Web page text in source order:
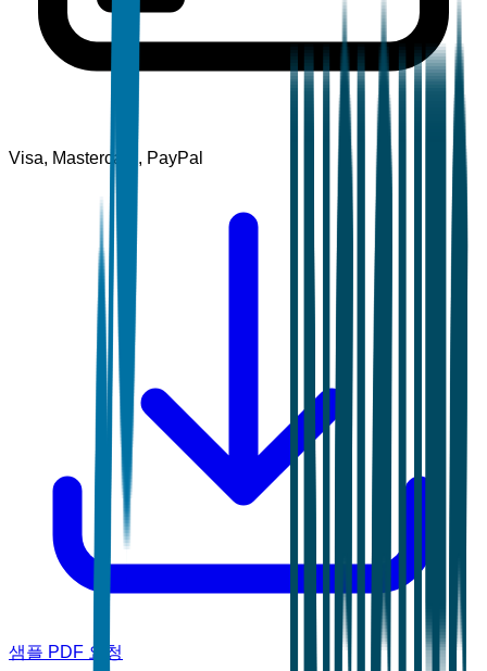
Visa, Mastercard, PayPal
샘플 PDF 요청